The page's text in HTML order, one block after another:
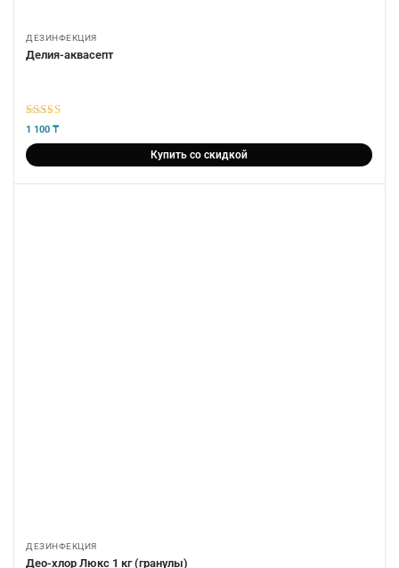
ДЕЗИНФЕКЦИЯ
Делия-аквасепт
5 из 5
1 100 ₸
Купить со скидкой
ДЕЗИНФЕКЦИЯ
Део-хлор Люкс 1 кг (гранулы)